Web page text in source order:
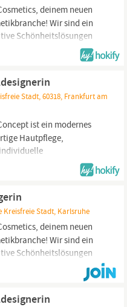
deinem neuen
Wir sind ein
Schönheitslösungen
Teams suchen wir eine
Wenn du eine
hast und gerne kreativ...
Stadt, 60318, Frankfurt am
ist ein modernes
Hautpflege,
Qualität, Professionalität
unseres Teams
Kreisfreie Stadt, Karlsruhe
deinem neuen
Wir sind ein
Schönheitslösungen
Teams suchen wir eine
Wenn du eine
hast und gerne kreativ...